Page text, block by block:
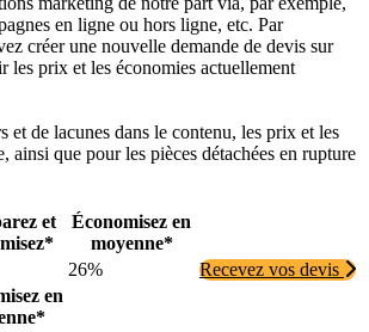
en ligne ou hors ligne, etc. Par
créer une nouvelle demande de devis sur
les prix et les économies actuellement
et de lacunes dans le contenu, les prix et les
ainsi que pour les pièces détachées en rupture
et
Économisez en
moyenne*
26%
Recevez vos devis
en